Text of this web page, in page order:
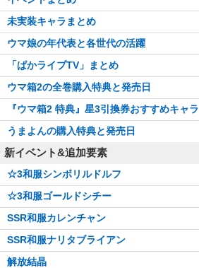
未実装キャラまとめ
ウマ娘の年代表と各世代の活躍
「ぱかライブTV」まとめ
ウマ箱2の全巻購入特典と発売日
『ウマ箱2 特典』星3引換券おすすめキャラ
うまよんの購入特典と発売日
新イベント&追加要素
☆3和服シンボリルドルフ
☆3和服ゴールドシチー
SSR和服カレンチャン
SSR和服ナリタブライアン
解放結晶